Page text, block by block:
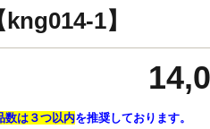
1】
数は３つ以内を推奨しております。